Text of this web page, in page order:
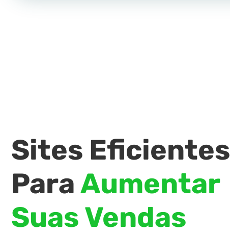
Sites Eficientes
Para Aumentar
Suas Vendas